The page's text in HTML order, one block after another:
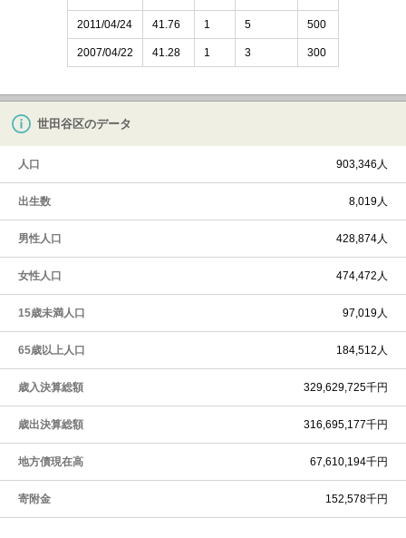
2011/04/24 41.76 1 5 500
2007/04/22 41.28 1 3 300
世田谷区のデータ
人口 903,346人
出生数 8,019人
男性人口 428,874人
女性人口 474,472人
15歳未満人口 97,019人
65歳以上人口 184,512人
歳入決算総額 329,629,725千円
歳出決算総額 316,695,177千円
地方債現在高 67,610,194千円
寄附金 152,578千円